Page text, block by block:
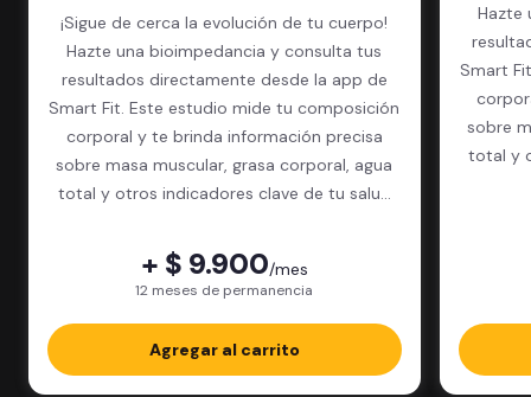
¡Sigue de cerca la evolución de tu cuerpo!
Hazte una bioimpedancia y consulta tus
resultados directamente desde la app de
Smart Fit. Este estudio mide tu composición
corporal y te brinda información precisa
sobre masa muscular, grasa corporal, agua
total y otros indicadores clave de tu salud
+ $ 9.900/mes
12 meses de permanencia
Agregar al carrito
Hazte
Smart
sobre
total y